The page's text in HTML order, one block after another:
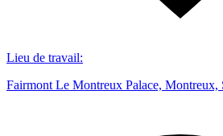
Lieu de travail:
Fairmont Le Montreux Palace, Montreux,